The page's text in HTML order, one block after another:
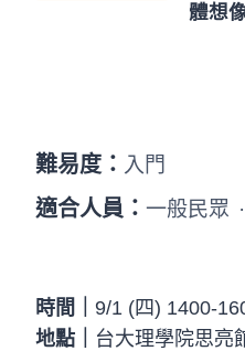
體想
難易度： 入門
適合人員： 一般民眾 ·
時間｜ 9/1 (四) 1400-
地點｜ 台大理學院思亮